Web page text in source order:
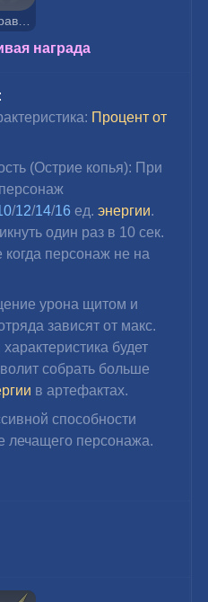
Справедливая награда
награда
Процент от
(Острие копья): При
персонаж
/12/14/16 ед. энергии.
один раз в 10 сек.
когда персонаж не на
урона щитом и
зависят от макс.
будет
собрать больше
в артефактах.
способности
лечащего персонажа.